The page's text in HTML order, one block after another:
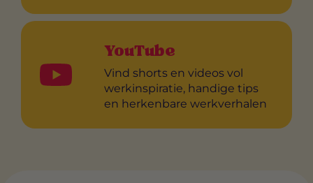
YouTube
Vind shorts en videos vol
werkinspiratie, handige tips
en herkenbare werkverhalen